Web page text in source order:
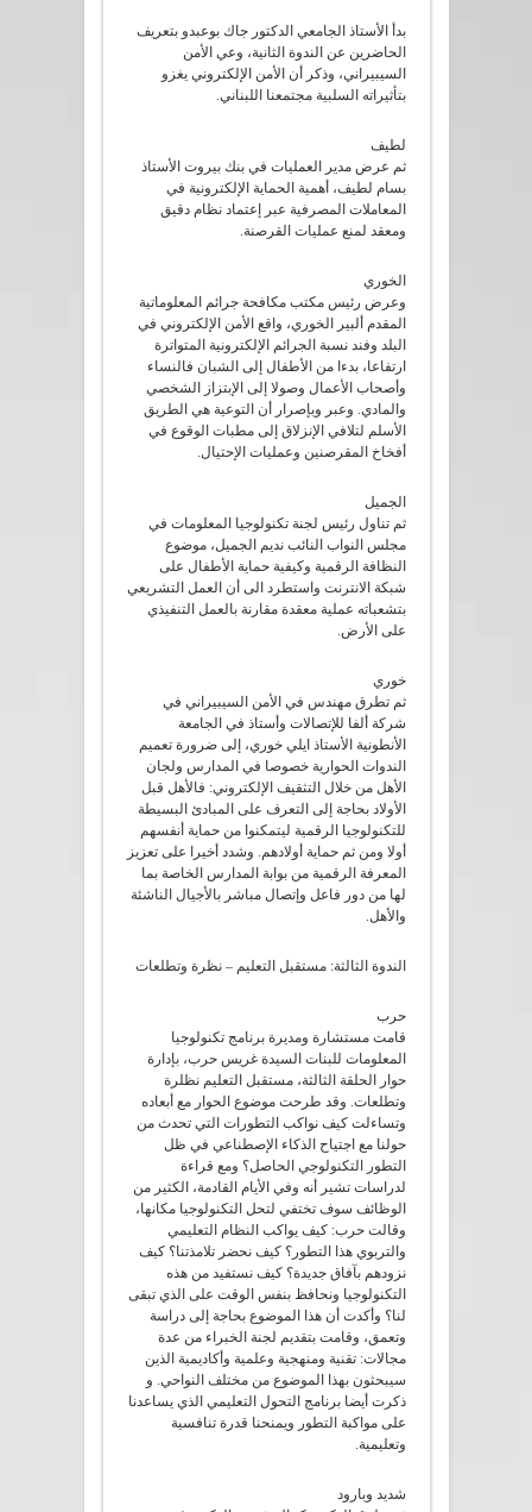
بدأ الأستاذ الجامعي الدكتور جاك بوعبدو بتعريف
الحاضرين عن الندوة الثانية، وعي الأمن
السيبيراني، وذكر أن الأمن الإلكتروني يغزو
بتأثيراته السلبية مجتمعنا اللبناني.
لطيف
ثم عرض مدير العمليات في بنك بيروت الأستاذ
بسام لطيف، أهمية الحماية الإلكترونية في
المعاملات المصرفية عبر إعتماد نظام دقيق
ومعقد لمنع عمليات القرصنة.
الخوري
وعرض رئيس مكتب مكافحة جرائم المعلوماتية
المقدم ألبير الخوري، واقع الأمن الإلكتروني في
البلد وفند نسبة الجرائم الإلكترونية المتواترة
ارتفاعا، بدءا من الأطفال إلى الشبان فالنساء
وأصحاب الأعمال وصولا إلى الإبتزاز الشخصي
والمادي. وعبر وبإصرار أن التوعية هي الطريق
الأسلم لتلافي الإنزلاق إلى مطبات الوقوع في
أفخاخ المقرصنين وعمليات الإحتيال.
الجميل
ثم تناول رئيس لجنة تكنولوجيا المعلومات في
مجلس النواب النائب نديم الجميل، موضوع
النظافة الرقمية وكيفية حماية الأطفال على
شبكة الانترنت واستطرد الى أن العمل التشريعي
بتشعباته عملية معقدة مقارنة بالعمل التنفيذي
على الأرض.
خوري
ثم تطرق مهندس في الأمن السيبيراني في
شركة ألفا للإتصالات وأستاذ في الجامعة
الأنطونية الأستاذ ايلي خوري، إلى ضرورة تعميم
الندوات الحوارية خصوصا في المدارس ولجان
الأهل من خلال التثقيف الإلكتروني: فالأهل قبل
الأولاد بحاجة إلى التعرف على المبادئ البسيطة
للتكنولوجيا الرقمية ليتمكنوا من حماية أنفسهم
أولا ومن ثم حماية أولادهم. وشدد أخيرا على تعزيز
المعرفة الرقمية من بوابة المدارس الخاصة بما
لها من دور فاعل وإتصال مباشر بالأجيال الناشئة
والأهل.
الندوة الثالثة: مستقبل التعليم – نظرة وتطلعات
حرب
قامت مستشارة ومديرة برنامج تكنولوجيا
المعلومات للبنات السيدة غريس حرب، بإدارة
حوار الحلقة الثالثة، مستقبل التعليم نظلرة
وتطلعات. وقد طرحت موضوع الحوار مع أبعاده
وتساءلت كيف نواكب التطورات التي تحدث من
حولنا مع اجتياح الذكاء الإصطناعي في ظل
التطور التكنولوجي الحاصل؟ ومع قراءة
لدراسات تشير أنه وفي الأيام القادمة، الكثير من
الوظائف سوف تختفي لتحل التكنولوجيا مكانها،
وقالت حرب: كيف يواكب النظام التعليمي
والتربوي هذا التطور؟ كيف نحضر تلامذتنا؟ كيف
نزودهم بآفاق جديدة؟ كيف نستفيد من هذه
التكنولوجيا ونحافظ بنفس الوقت على الذي تبقى
لنا؟ وأكدت أن هذا الموضوع بحاجة إلى دراسة
وتعمق، وقامت بتقديم لجنة الخبراء من عدة
مجالات: تقنية ومنهجية وعلمية وأكاديمية الذين
سيبحثون بهذا الموضوع من مختلف النواحي. و
ذكرت أيضا برنامج التحول التعليمي الذي يساعدنا
على مواكبة التطور ويمنحنا قدرة تنافسية
وتعليمية.
شديد وبارود